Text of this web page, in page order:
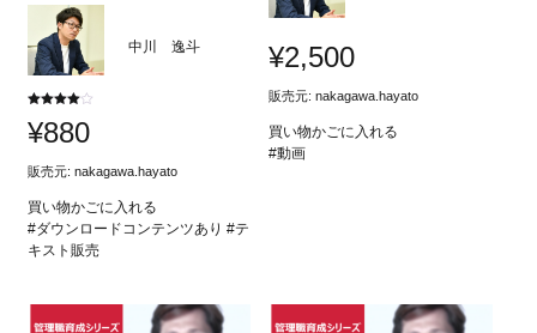
中川 逸斗
4.00
の評価
¥880
販売元: nakagawa.hayato
買い物かごに入れる
#ダウンロードコンテンツあり #テ
キスト販売
¥2,500
販売元:nakagawa.hayato
買い物かごに入れる
#動画